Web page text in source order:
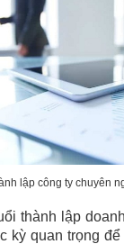
lập công ty chuyên
thành lập
kỳ quan trọng